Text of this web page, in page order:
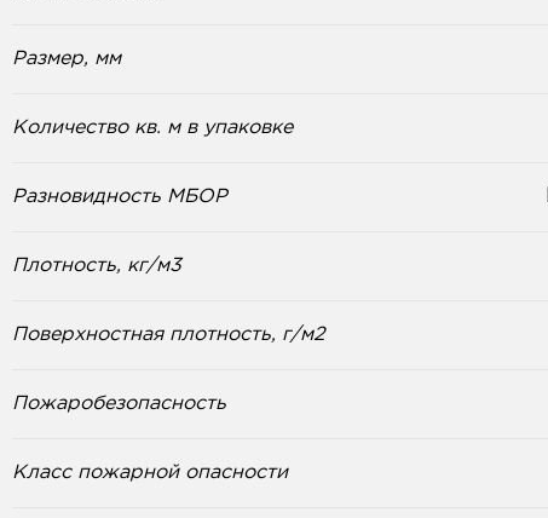
Размер, мм
Количество кв. м в упаковке
Разновидность МБОР
Плотность, кг/м3
Поверхностная плотность, г/м2
Пожаробезопасность
Класс пожарной опасности